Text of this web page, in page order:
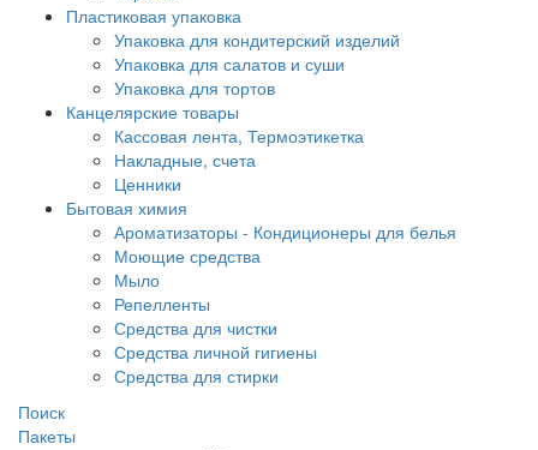
Пластиковая упаковка
Упаковка для кондитерский изделий
Упаковка для салатов и суши
Упаковка для тортов
Канцелярские товары
Кассовая лента, Термоэтикетка
Накладные, счета
Ценники
Бытовая химия
Ароматизаторы - Кондиционеры для белья
Моющие средства
Мыло
Репелленты
Средства для чистки
Средства личной гигиены
Средства для стирки
Поиск
Пакеты